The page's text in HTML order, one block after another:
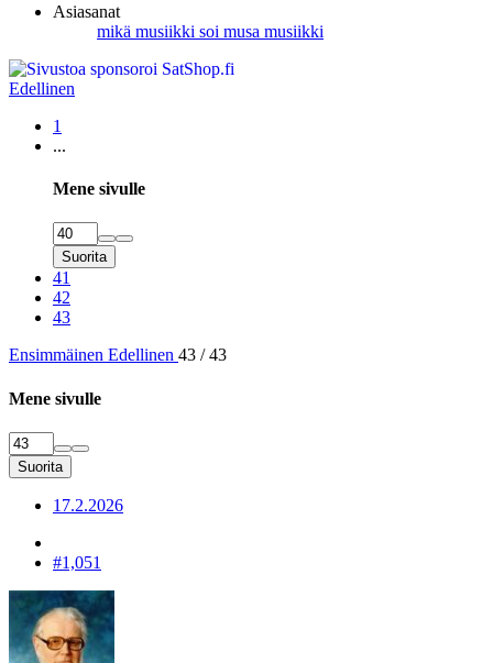
Asiasanat
mikä musiikki soi musa musiikki
Edellinen
1
...
Mene sivulle
Suorita
41
42
43
Ensimmäinen Edellinen 43 / 43
Mene sivulle
Suorita
17.2.2026
#1,051